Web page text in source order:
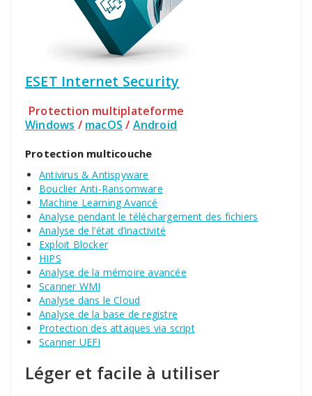
ESET Internet Security
Protection multiplateforme
Windows / macOS / Android
Protection multicouche
Antivirus & Antispyware
Bouclier Anti-Ransomware
Machine Learning Avancé
Analyse pendant le téléchargement des fichiers
Analyse de l’état d’inactivité
Exploit Blocker
HIPS
Analyse de la mémoire avancée
Scanner WMI
Analyse dans le Cloud
Analyse de la base de registre
Protection des attaques via script
Scanner UEFI
Léger et facile à utiliser